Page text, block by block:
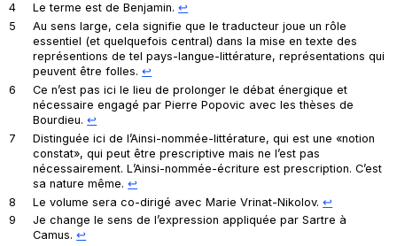
4
Le terme est de Benjamin.↩︎
5
Au sens large, cela signifie que le traducteur joue un rôle
essentiel (et quelquefois central) dans la mise en texte des
représentions de tel pays-langue-littérature, représentations qui
peuvent être folles.↩︎
6
Ce n’est pas ici le lieu de prolonger le débat énergique et
nécessaire engagé par Pierre Popovic avec les thèses de
Bourdieu.↩︎
7
Distinguée ici de l’Ainsi-nommée-littérature, qui est une «notion
constat», qui peut être prescriptive mais ne l’est pas
nécessairement. L’Ainsi-nommée-écriture est prescription. C’est
sa nature même.↩︎
8
Le volume sera co-dirigé avec Marie Vrinat-Nikolov.↩︎
9
Je change le sens de l’expression appliquée par Sartre à
Camus.↩︎